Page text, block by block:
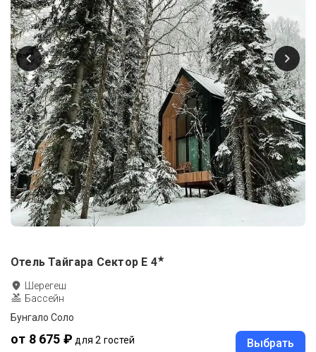
Отель Тайгара Сектор Е 4★
Шерегеш
Бассейн
Бунгало Соло
от 8 675 ₽ для 2 гостей Выбрать